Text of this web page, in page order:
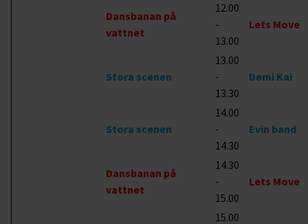
Dansbanan på
vattnet
12.00
-
13.00
Lets Move
Stora scenen
13.00
-
13.30
Demi Kai
Stora scenen
14.00
-
14.30
Evin band
Dansbanan på
vattnet
14.30
-
15.00
Lets Move
15.00